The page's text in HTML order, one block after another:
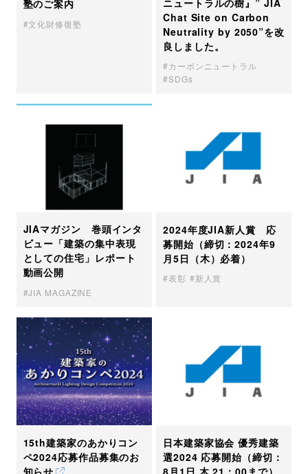
塾のご案内
文化財修復塾
Chat Site on Carbon
Neutrality by 2050”を改
良しました。
カーボンニュートラル
SDGs
JIAマガジン 巻頭インタ
ビュー「建築の集中表現
としての住宅」レポート
動画公開
JIA MAGAZINE
2024年度JIA新人賞 応
募開始（締切：2024年9
月5日（木）必着）
表彰 新人賞
15th建築家のあかりコン
ペ2024応募作品募集のお
知らせ
日本建築家協会 優秀建築
選2024 応募開始（締切：
8月1日 木 21：00まで）